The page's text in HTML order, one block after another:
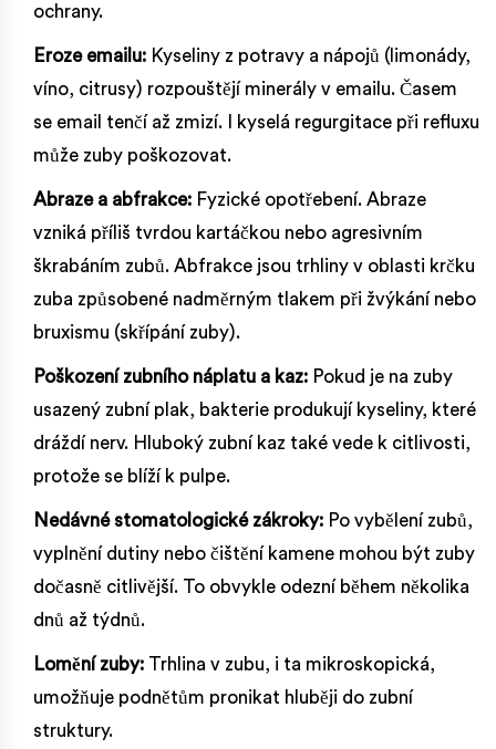
ochrany.
Eroze emailu: Kyseliny z potravy a nápojů (limonády,
víno, citrusy) rozpouštějí minerály v emailu. Časem
se email tenčí až zmizí. I kyselá regurgitace při refluxu
může zuby poškozovat.
Abraze a abfrakce: Fyzické opotřebení. Abraze
vzniká příliš tvrdou kartáčkou nebo agresivním
škrabáním zubů. Abfrakce jsou trhliny v oblasti krčku
zuba způsobené nadměrným tlakem při žvýkání nebo
bruxismu (skřípání zuby).
Poškození zubního náplatu a kaz: Pokud je na zuby
usazený zubní plak, bakterie produkují kyseliny, které
dráždí nerv. Hluboký zubní kaz také vede k citlivosti,
protože se blíží k pulpe.
Nedávné stomatologické zákroky: Po vybělení zubů,
vyplnění dutiny nebo čištění kamene mohou být zuby
dočasně citlivější. To obvykle odezní během několika
dnů až týdnů.
Lomění zuby: Trhlina v zubu, i ta mikroskopická,
umožňuje podnětům pronikat hluběji do zubní
struktury.